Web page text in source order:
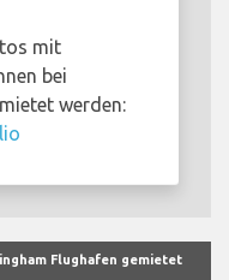
mit
bei
werden:
Flughafen gemietet